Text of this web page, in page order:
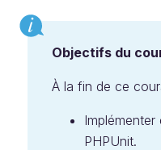
Objectifs du
À la fin de ce
PHPUnit.